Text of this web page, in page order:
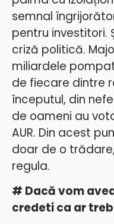
semnal
pentru investitori.
criză politică.
miliardele
de fiecare dintre
începutul, din
de oameni au
AUR. Din acest
doar de o
regula.
# Dacă vom
credeti ca ar